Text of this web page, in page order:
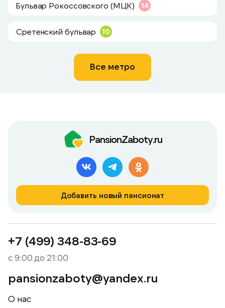
Бульвар Рокоссовского (МЦК) 14
Сретенский бульвар 10
Все метро
PansionZaboty.ru
Добавить новый пансионат
+7 (499) 348-83-69
с 9:00 до 21:00
pansionzaboty@yandex.ru
О нас